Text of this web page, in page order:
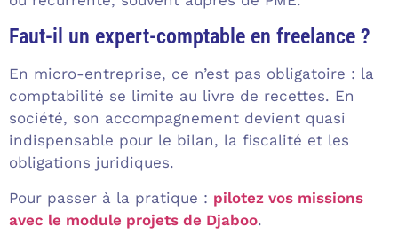
Faut-il un expert-comptable en freelance ?
En micro-entreprise, ce n’est pas obligatoire : la
comptabilité se limite au livre de recettes. En
société, son accompagnement devient quasi
indispensable pour le bilan, la fiscalité et les
obligations juridiques.
Pour passer à la pratique : pilotez vos missions
avec le module projets de Djaboo.